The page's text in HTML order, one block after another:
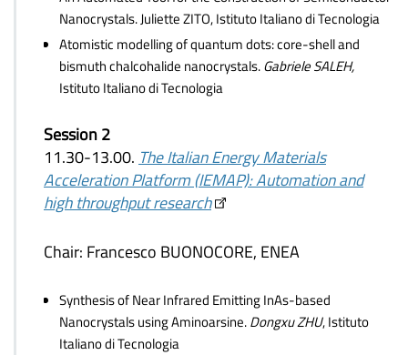
Nanocrystals. Juliette ZITO, Istituto Italiano di Tecnologia
Atomistic modelling of quantum dots: core-shell and
bismuth chalcohalide nanocrystals.Gabriele SALEH,
Istituto Italiano di Tecnologia
Session 2
11.30-13.00. The Italian Energy Materials
Acceleration Platform (IEMAP): Automation and
high throughput research
Chair: Francesco BUONOCORE, ENEA
Synthesis of Near Infrared Emitting InAs-based
Nanocrystals using Aminoarsine.Dongxu ZHU, Istituto
Italiano di Tecnologia